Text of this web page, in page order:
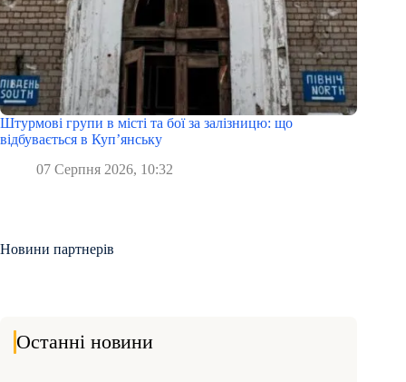
Штурмові групи в місті та бої за залізницю: що
відбувається в Куп’янську
07 Серпня 2026, 10:32
Новини партнерів
Останні новини